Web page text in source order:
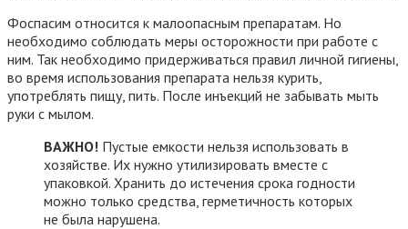
Фоспасим относится к малоопасным препаратам. Но
необходимо соблюдать меры осторожности при работе с
ним. Так необходимо придерживаться правил личной гигиены,
во время использования препарата нельзя курить,
употреблять пищу, пить. После инъекций не забывать мыть
руки с мылом.
ВАЖНО! Пустые емкости нельзя использовать в
хозяйстве. Их нужно утилизировать вместе с
упаковкой. Хранить до истечения срока годности
можно только средства, герметичность которых
не была нарушена.